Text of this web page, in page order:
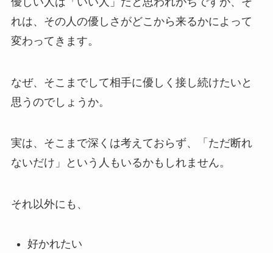
れは、その人の優しさがどこから来るかによって
変わってきます。
なぜ、そこまでして相手に優しく接し続けたいと
思うのでしょうか。
実は、そこまで深くは考えておらず、「ただ断れ
ないだけ」という人もいるかもしれません。
それ以外にも、
好かれたい